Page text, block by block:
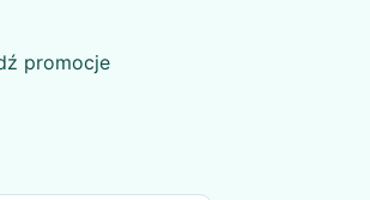
promocje